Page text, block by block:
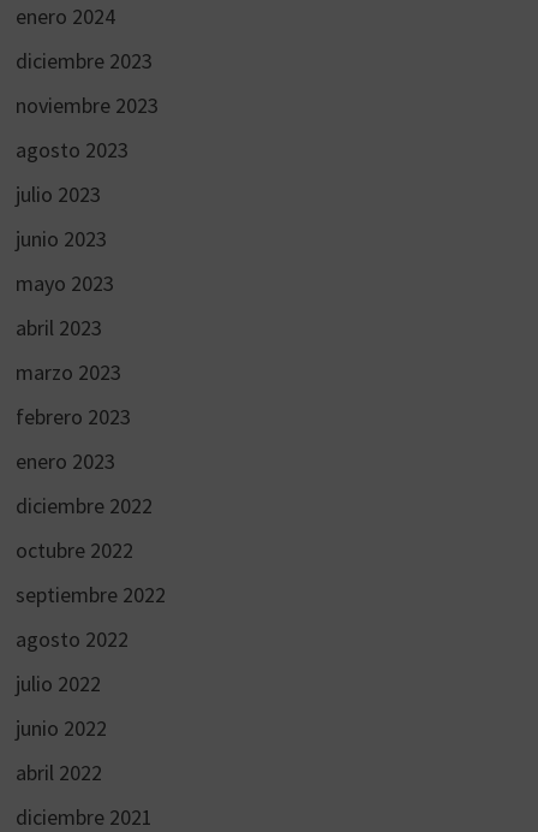
enero 2024
diciembre 2023
noviembre 2023
agosto 2023
julio 2023
junio 2023
mayo 2023
abril 2023
marzo 2023
febrero 2023
enero 2023
diciembre 2022
octubre 2022
septiembre 2022
agosto 2022
julio 2022
junio 2022
abril 2022
diciembre 2021